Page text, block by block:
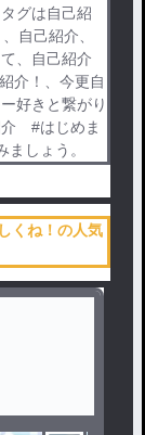
グは自己紹
自己紹介、
、自己紹介
介！、今更自
好きと繋がり
介 #はじめま
しょう。
くね！の人気